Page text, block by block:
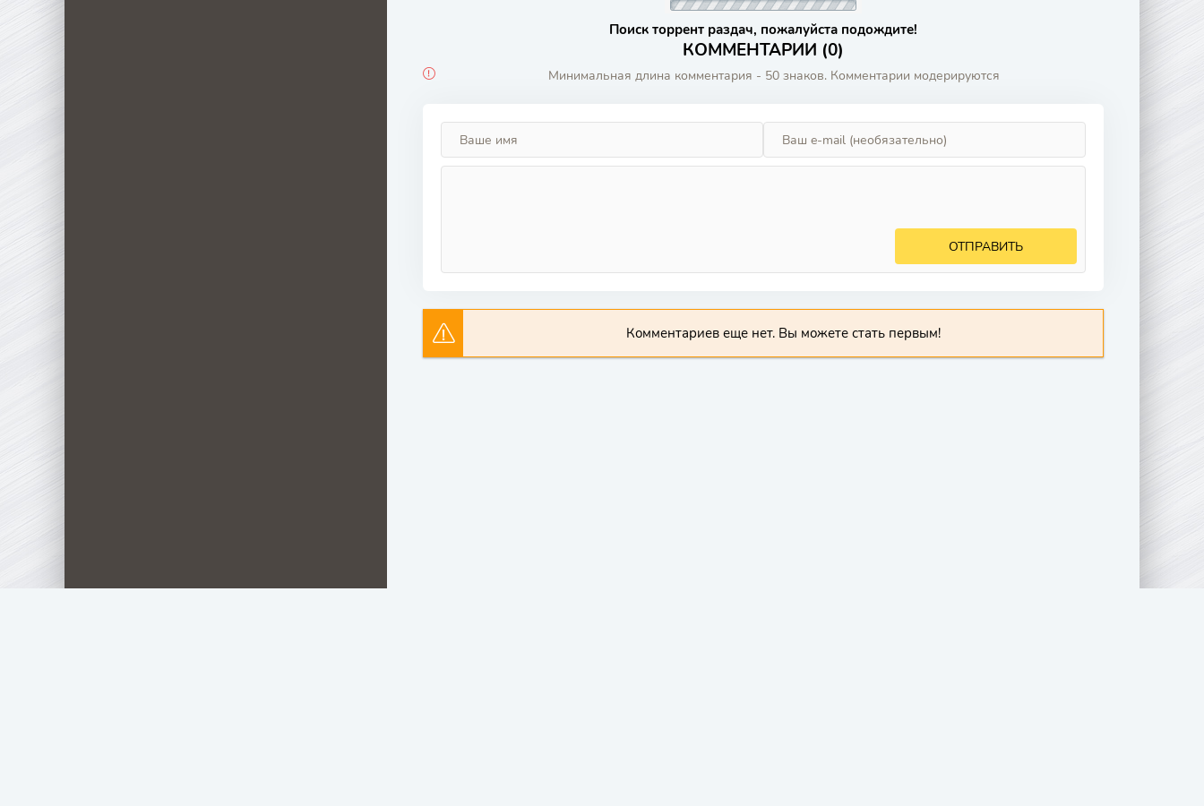
Поиск торрент раздач, пожалуйста подождите!
КОММЕНТАРИИ (0)
Минимальная длина комментария - 50 знаков. Комментарии модерируются
ОТПРАВИТЬ
Комментариев еще нет. Вы можете стать первым!